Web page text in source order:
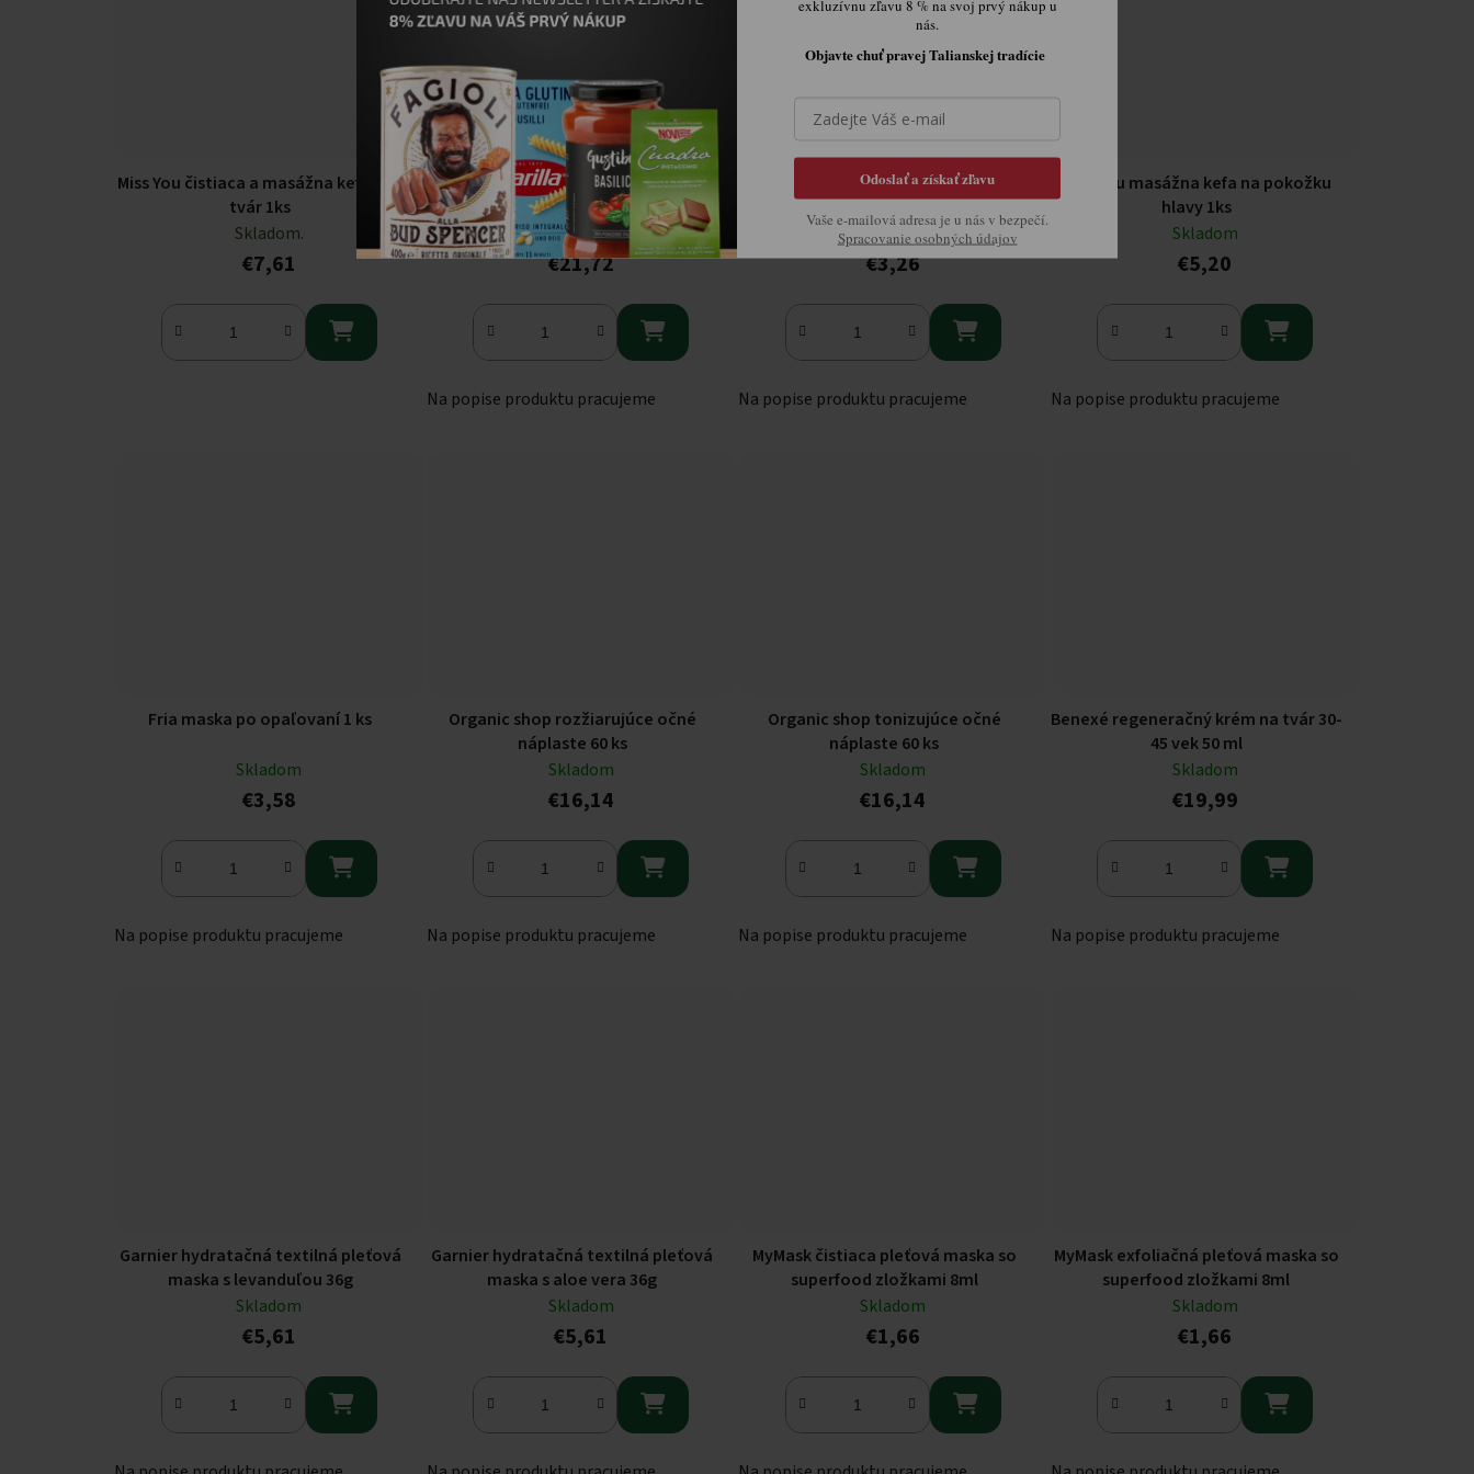
Miss You čistiaca a masážna kefka na
tvár 1ks
Skladom.
€7,61

Benzac lepiace náplaste na
nedokonalosti 36 ks
Skladom
€21,72

Na popise produktu pracujeme
Acty mask náplasť na akné 40 ks
Skladom
€3,26

Na popise produktu pracujeme
Miss you masážna kefa na pokožku
hlavy 1ks
Skladom
€5,20

Na popise produktu pracujeme
Fria maska po opaľovaní 1 ks
Skladom
€3,58

Na popise produktu pracujeme
Organic shop rozžiarujúce očné
náplaste 60 ks
Skladom
€16,14

Na popise produktu pracujeme
Organic shop tonizujúce očné
náplaste 60 ks
Skladom
€16,14

Na popise produktu pracujeme
Benexé regeneračný krém na tvár 30-
45 vek 50 ml
Skladom
€19,99

Na popise produktu pracujeme
Garnier hydratačná textilná pleťová
maska s levanduľou 36g
Skladom
€5,61

Garnier hydratačná textilná pleťová
maska s aloe vera 36g
Skladom
€5,61

MyMask čistiaca pleťová maska so
superfood zložkami 8ml
Skladom
€1,66

MyMask exfoliačná pleťová maska so
superfood zložkami 8ml
Skladom
€1,66

exkluzívnu zľavu 8 % na svoj prvý nákup u
nás.
Objavte chuť pravej Talianskej tradície
Odoslať a získať zľavu
Vaše e-mailová adresa je u nás v bezpečí.
Spracovanie osobných údajov